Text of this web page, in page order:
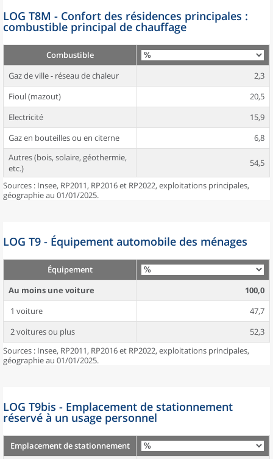
LOG T8M - Confort des résidences principales :
combustible principal de chauffage
Combustible
Gaz de ville - réseau de chaleur
2,3
Fioul (mazout)
20,5
Electricité
15,9
Gaz en bouteilles ou en citerne
6,8
Autres (bois, solaire, géothermie,
etc.)
54,5
Sources : Insee, RP2011, RP2016 et RP2022, exploitations principales,
géographie au 01/01/2025.
LOG T9 - Équipement automobile des ménages
Équipement
Au moins une voiture
100,0
1 voiture
47,7
2 voitures ou plus
52,3
Sources : Insee, RP2011, RP2016 et RP2022, exploitations principales,
géographie au 01/01/2025.
LOG T9bis - Emplacement de stationnement
réservé à un usage personnel
Emplacement de stationnement